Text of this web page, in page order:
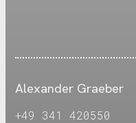
Alexander Graeber
+49 341 420550